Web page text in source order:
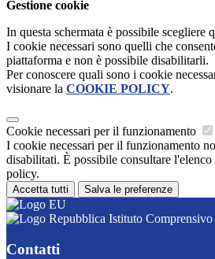
Gestione cookie
In questa schermata è possibile scegliere
I cookie necessari sono quelli che
piattaforma e non è possibile disabilitarli.
Per conoscere quali sono i cookie
visionare la COOKIE POLICY.
Cookie necessari per il funzionamento
I cookie necessari per il funzionamento
disabilitati. È possibile consultare
policy.
Accetta tutti Salva le preferenze
Istituto
Contatti